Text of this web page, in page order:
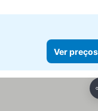
Ver preços